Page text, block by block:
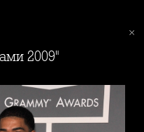
2009"